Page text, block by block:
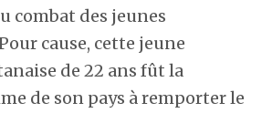
combat des jeunes
cause, cette jeune
de 22 ans fût la
de son pays à remporter le